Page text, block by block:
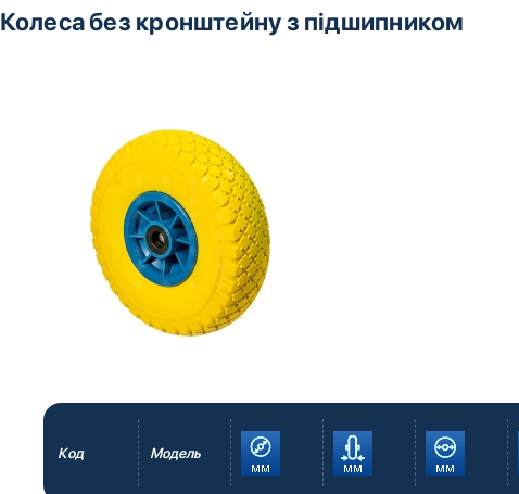
Колеса без кронштейну з підшипником
Код Модель